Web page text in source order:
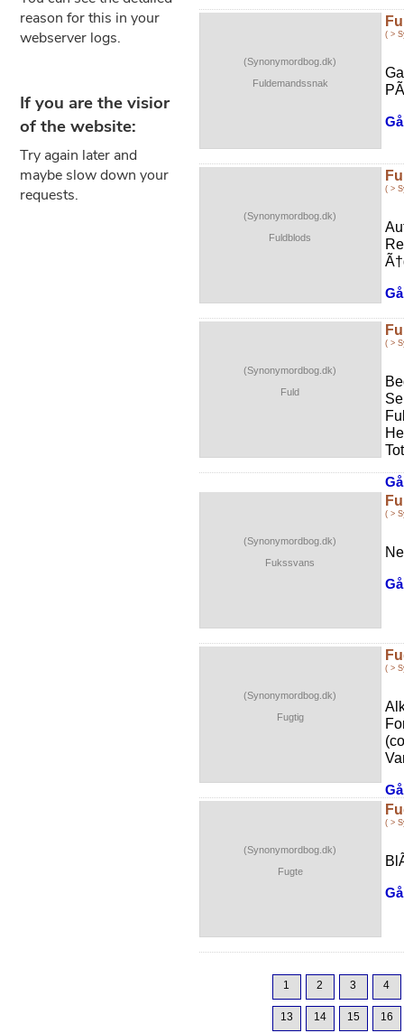
(Synonymordbog.dk)
Fuldemandssnak
( >
(Synonymordbog.dk)
Fuldblods
( >
(Synonymordbog.dk)
Fuld
( >
(Synonymordbog.dk)
Fukssvans
( >
(Synonymordbog.dk)
Fugtig
( >
(Synonymordbog.dk)
Fugte
( >
1 2 3 4
13 14 15 16